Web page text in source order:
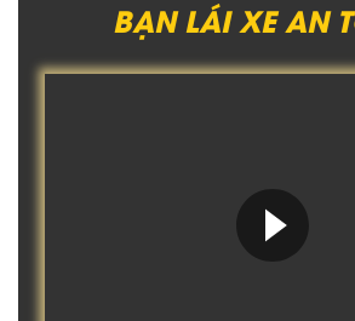
BẠN LÁI XE AN